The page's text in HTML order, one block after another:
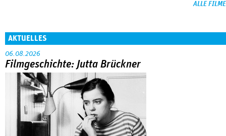
ALLE FILME
AKTUELLES
06.08.2026
Filmgeschichte: Jutta Brückner